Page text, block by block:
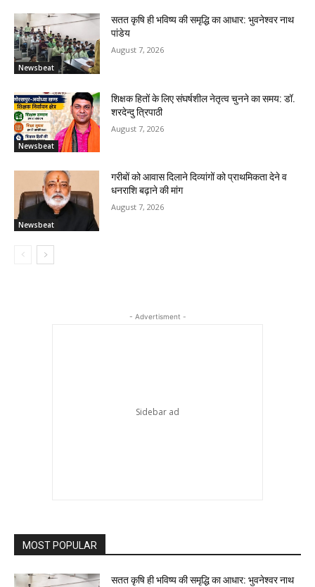
Newsbeat
सतत कृषि ही भविष्य की समृद्धि का आधार: भुवनेश्वर नाथ
पांडेय
August 7, 2026
Newsbeat
शिक्षक हितों के लिए संघर्षशील नेतृत्व चुनने का समय: डॉ.
शरदेन्दु त्रिपाठी
August 7, 2026
Newsbeat
गरीबों को आवास दिलाने दिव्यांगों को प्राथमिकता देने व
धनराशि बढ़ाने की मांग
August 7, 2026
- Advertisment -
MOST POPULAR
सतत कृषि ही भविष्य की समृद्धि का आधार: भुवनेश्वर नाथ